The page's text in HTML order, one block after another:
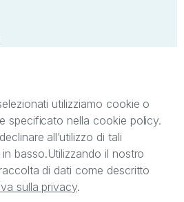
è di proprietà di StreetLib S.r.l.
StreetLib S.r.l. è
diritti di proprietà intellettuale
loghi e segni distintivi presenti
l’utente a prendere visione
utilizziamo cookie o
specificato nella cookie policy.
all’utilizzo di tali
basso.Utilizzando il nostro
di dati come descritto
sulla privacy.